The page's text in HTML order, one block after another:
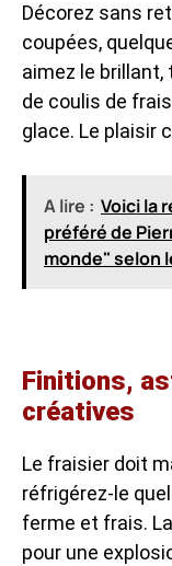
Décorez sans
coupées,
aimez le
de coulis de
glace. Le plaisir
A lire : Voici la
préféré de
monde" selon
Finitions,
créatives
Le fraisier doit
réfrigérez-le
ferme et frais.
pour une